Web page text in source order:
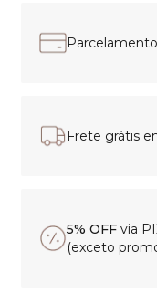
Frete grátis
5% OFF via
(exceto